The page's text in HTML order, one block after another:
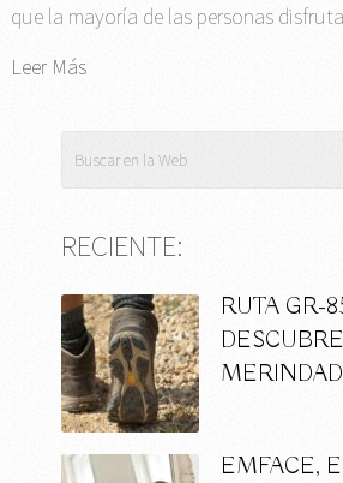
que la mayoría de las personas
Leer Más
RECIENTE:
RUTA GR-
EMFACE,